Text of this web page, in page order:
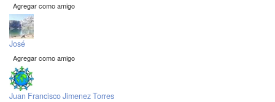
Agregar como amigo
José
Agregar como amigo
Juan Francisco Jimenez Torres